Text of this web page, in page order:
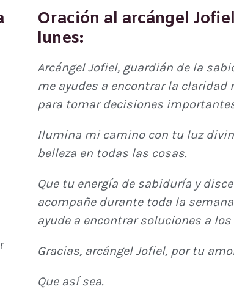
Oración al arcángel
lunes:
Arcángel Jofiel, guardián de la
me ayudes a encontrar la
para tomar decisiones
Ilumina mi camino con tu luz
belleza en todas las cosas.
Que tu energía de sabiduría y
acompañe durante toda la
ayude a encontrar soluciones a
Gracias, arcángel Jofiel, por tu
Que así sea.